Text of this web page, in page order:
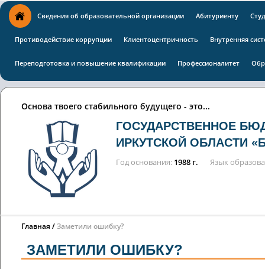
Сведения об образовательной организации Абитуриенту
Противодействие коррупции Клиентоцентричность Внутренняя
Переподготовка и повышение квалификации Профессионалитет
Основа твоего стабильного будущего - это...
ГОСУДАРСТВЕННОЕ
ИРКУТСКОЙ ОБЛАСТИ
Год основания 1988 г. Язык
Главная Заметили ошибку?
ЗАМЕТИЛИ ОШИБКУ?